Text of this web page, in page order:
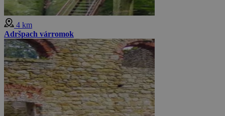
4 km
Adršpach várromok